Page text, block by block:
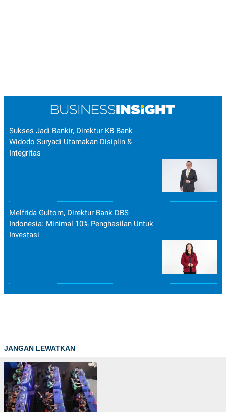
Sukses Jadi Bankir, Direktur KB Bank
Widodo Suryadi Utamakan Disiplin &
Integritas
Melfrida Gultom, Direktur Bank DBS
Indonesia: Minimal 10% Penghasilan Untuk
Investasi
JANGAN LEWATKAN